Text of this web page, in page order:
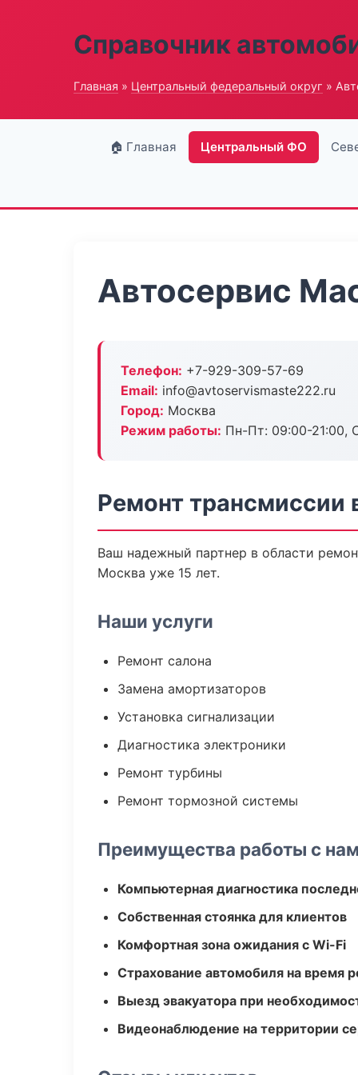
Справочник
Главная » Центральный федеральный округ »
🏠 Главная Центральный ФО
Автосервис
Телефон: +7-929-309-57-69
Email: info@avtoservismaste222.ru
Город: Москва
Режим работы: Пн-Пт: 09:00-21:00,
Ремонт трансмиссии
Ваш надежный партнер в области
Москва уже 15 лет.
Наши услуги
Ремонт салона
Замена амортизаторов
Установка сигнализации
Диагностика электроники
Ремонт турбины
Ремонт тормозной системы
Преимущества работы с
Компьютерная диагностика
Собственная стоянка для клиентов
Комфортная зона ожидания с Wi-Fi
Страхование автомобиля на время
Выезд эвакуатора при
Видеонаблюдение на территории